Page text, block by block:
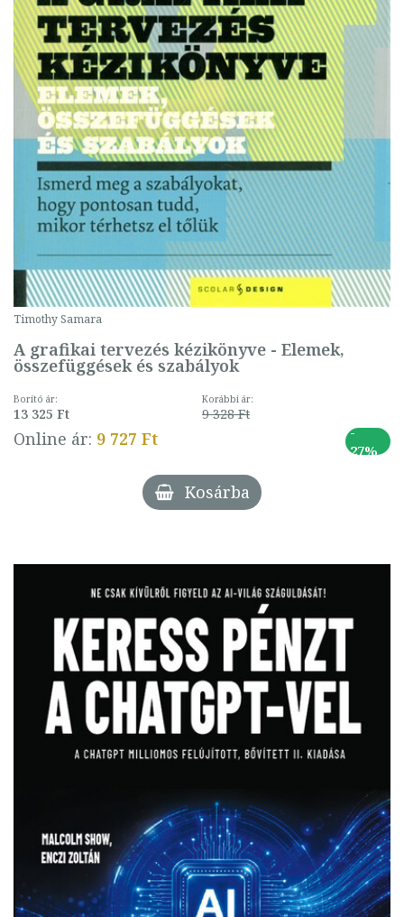
Timothy Samara
A grafikai tervezés kézikönyve - Elemek,
összefüggések és szabályok
Borító ár:
13 325 Ft
Korábbi ár:
9 328 Ft
Online ár: 9 727 Ft
-
27%
Kosárba